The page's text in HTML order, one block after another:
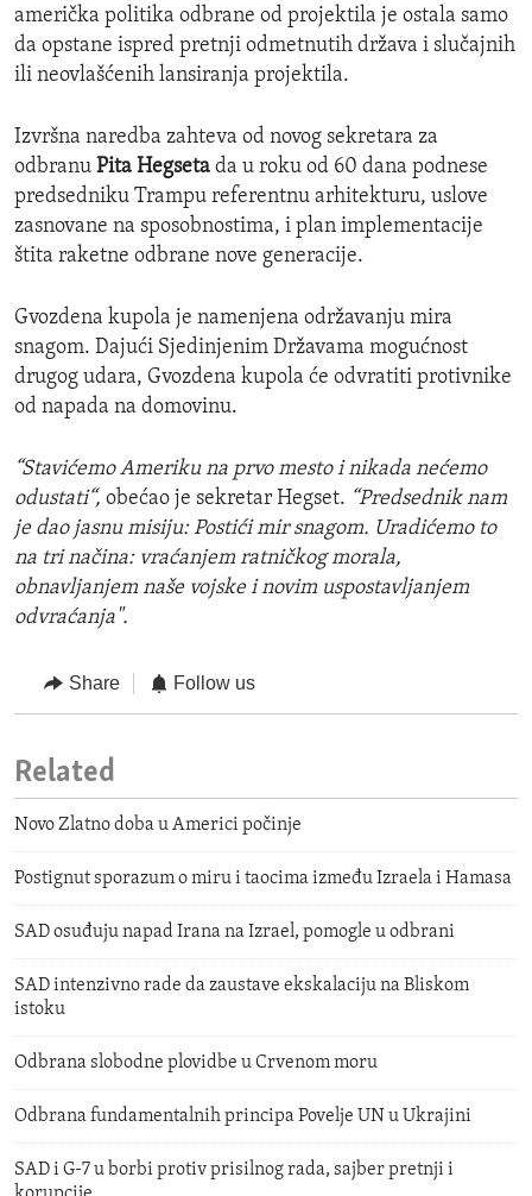
američka politika odbrane od projektila je ostala samo
da opstane ispred pretnji odmetnutih država i slučajnih
ili neovlašćenih lansiranja projektila.
Izvršna naredba zahteva od novog sekretara za
odbranu Pita Hegseta da u roku od 60 dana podnese
predsedniku Trampu referentnu arhitekturu, uslove
zasnovane na sposobnostima, i plan implementacije
štita raketne odbrane nove generacije.
Gvozdena kupola je namenjena održavanju mira
snagom. Dajući Sjedinjenim Državama mogućnost
drugog udara, Gvozdena kupola će odvratiti protivnike
od napada na domovinu.
“Stavićemo Ameriku na prvo mesto i nikada nećemo
odustati“, obećao je sekretar Hegset. “Predsednik nam
je dao jasnu misiju: Postići mir snagom. Uradićemo to
na tri načina: vraćanjem ratničkog morala,
obnavljanjem naše vojske i novim uspostavljanjem
odvraćanja".
Share Follow us
Related
Novo Zlatno doba u Americi počinje
Postignut sporazum o miru i taocima između Izraela i Hamasa
SAD osuđuju napad Irana na Izrael, pomogle u odbrani
SAD intenzivno rade da zaustave ekskalaciju na Bliskom
istoku
Odbrana slobodne plovidbe u Crvenom moru
Odbrana fundamentalnih principa Povelje UN u Ukrajini
SAD i G-7 u borbi protiv prisilnog rada, sajber pretnji i